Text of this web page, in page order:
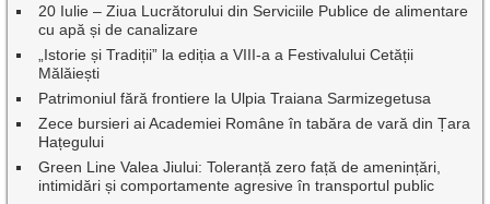
20 Iulie – Ziua Lucrătorului din Serviciile Publice de alimentare
cu apă și de canalizare
„Istorie și Tradiții” la ediția a VIII-a a Festivalului Cetății
Mălăiești
Patrimoniul fără frontiere la Ulpia Traiana Sarmizegetusa
Zece bursieri ai Academiei Române în tabăra de vară din Țara
Hațegului
Green Line Valea Jiului: Toleranță zero față de amenințări,
intimidări și comportamente agresive în transportul public